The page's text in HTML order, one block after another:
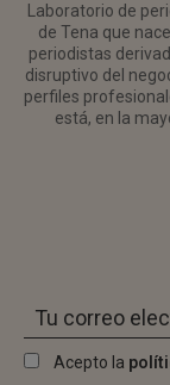
Laboratorio de
de Tena que
periodistas
disruptivo del
perfiles
está, en la
Acepto la